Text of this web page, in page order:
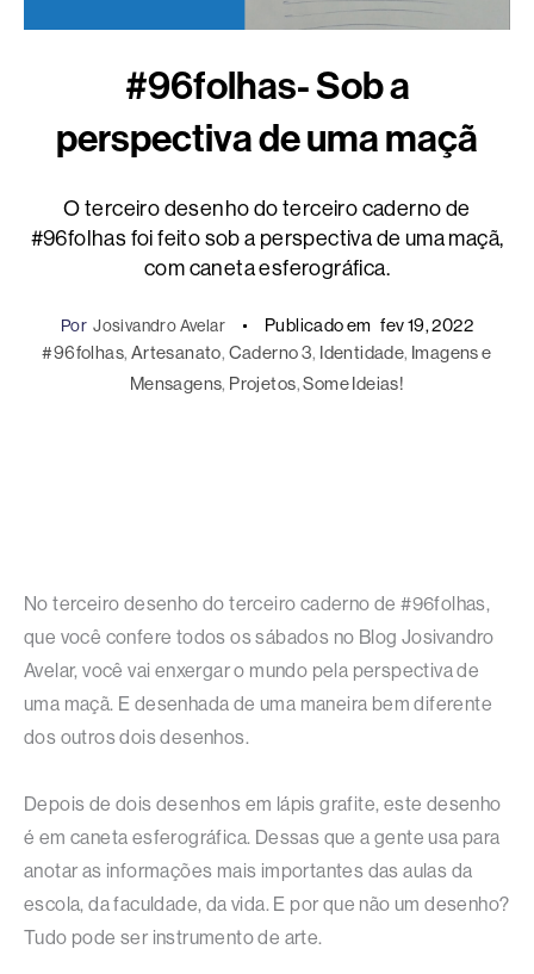
#96folhas- Sob a
perspectiva de uma maçã
O terceiro desenho do terceiro caderno de
#96folhas foi feito sob a perspectiva de uma maçã,
com caneta esferográfica.
Por Josivandro Avelar Publicado em fev 19, 2022
#96folhas, Artesanato, Caderno 3, Identidade, Imagens e
Mensagens, Projetos, Some Ideias!
No terceiro desenho do terceiro caderno de #96folhas,
que você confere todos os sábados no Blog Josivandro
Avelar, você vai enxergar o mundo pela perspectiva de
uma maçã. E desenhada de uma maneira bem diferente
dos outros dois desenhos.
Depois de dois desenhos em lápis grafite, este desenho
é em caneta esferográfica. Dessas que a gente usa para
anotar as informações mais importantes das aulas da
escola, da faculdade, da vida. E por que não um desenho?
Tudo pode ser instrumento de arte.